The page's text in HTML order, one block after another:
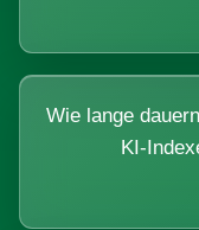
Wie lange
KI-